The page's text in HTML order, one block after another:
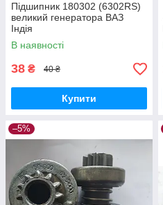
Підшипник 180302 (6302RS)
великий генератора ВАЗ
Індія
В наявності
38 ₴ 40 ₴
Купити
–5%